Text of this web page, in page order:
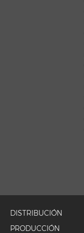
DISTRIBUCIÓN
PRODUCCIÓN